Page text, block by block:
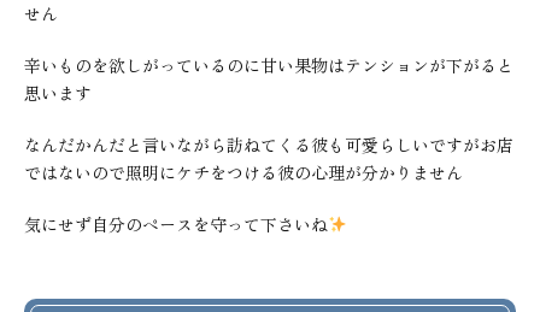
せん
辛いものを欲しがっているのに甘い果物はテンションが下がると
思います
なんだかんだと言いながら訪ねてくる彼も可愛らしいですがお店
ではないので照明にケチをつける彼の心理が分かりません
気にせず自分のペースを守って下さいね